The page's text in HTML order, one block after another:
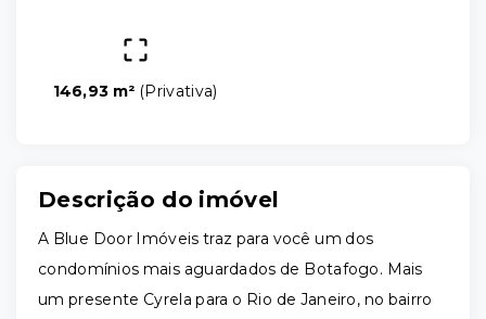
146,93 m² (Privativa)
Descrição do imóvel
A Blue Door Imóveis traz para você um dos
condomínios mais aguardados de Botafogo. Mais
um presente Cyrela para o Rio de Janeiro, no bairro